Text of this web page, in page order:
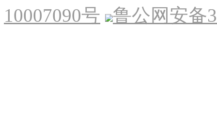
10007090号
鲁公网安备